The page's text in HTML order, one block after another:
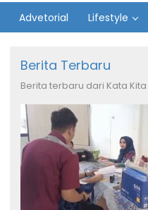
Advetorial Lifestyle
Berita Terbaru
Berita terbaru dari Kata Kita